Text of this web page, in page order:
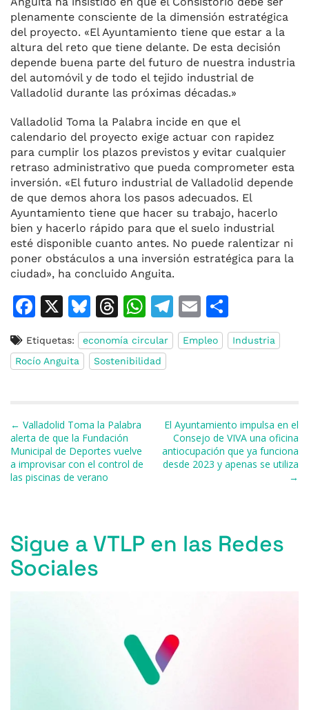
plenamente consciente de la dimensión estratégica
del proyecto. «El Ayuntamiento tiene que estar a la
altura del reto que tiene delante. De esta decisión
depende buena parte del futuro de nuestra industria
del automóvil y de todo el tejido industrial de
Valladolid durante las próximas décadas.»
Valladolid Toma la Palabra incide en que el
calendario del proyecto exige actuar con rapidez
para cumplir los plazos previstos y evitar cualquier
retraso administrativo que pueda comprometer esta
inversión. «El futuro industrial de Valladolid depende
de que demos ahora los pasos adecuados. El
Ayuntamiento tiene que hacer su trabajo, hacerlo
bien y hacerlo rápido para que el suelo industrial
esté disponible cuanto antes. No puede ralentizar ni
poner obstáculos a una inversión estratégica para la
ciudad», ha concluido Anguita.
F
c
e
o
o
k
X
Bl
u
e
s
y
T
h
re
a
s
W
h
at
s
T
el
e
m
E
m
ai
o
m
ti
r
Etiquetas: economía circular Empleo
Industria
Rocío Anguita
Sostenibilidad
Navegación de entradas
← Valladolid Toma la Palabra
alerta de que la Fundación
Municipal de Deportes vuelve
a improvisar con el control de
las piscinas de verano
El Ayuntamiento impulsa en el
Consejo de VIVA una oficina
antiocupación que ya funciona
desde 2023 y apenas se utiliza
→
Sigue a VTLP en las Redes
Sociales